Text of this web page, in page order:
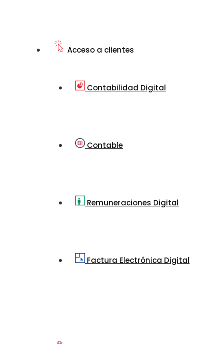
Acceso a clientes
Contabilidad Digital
Contable
Remuneraciones Digital
Factura Electrónica Digital